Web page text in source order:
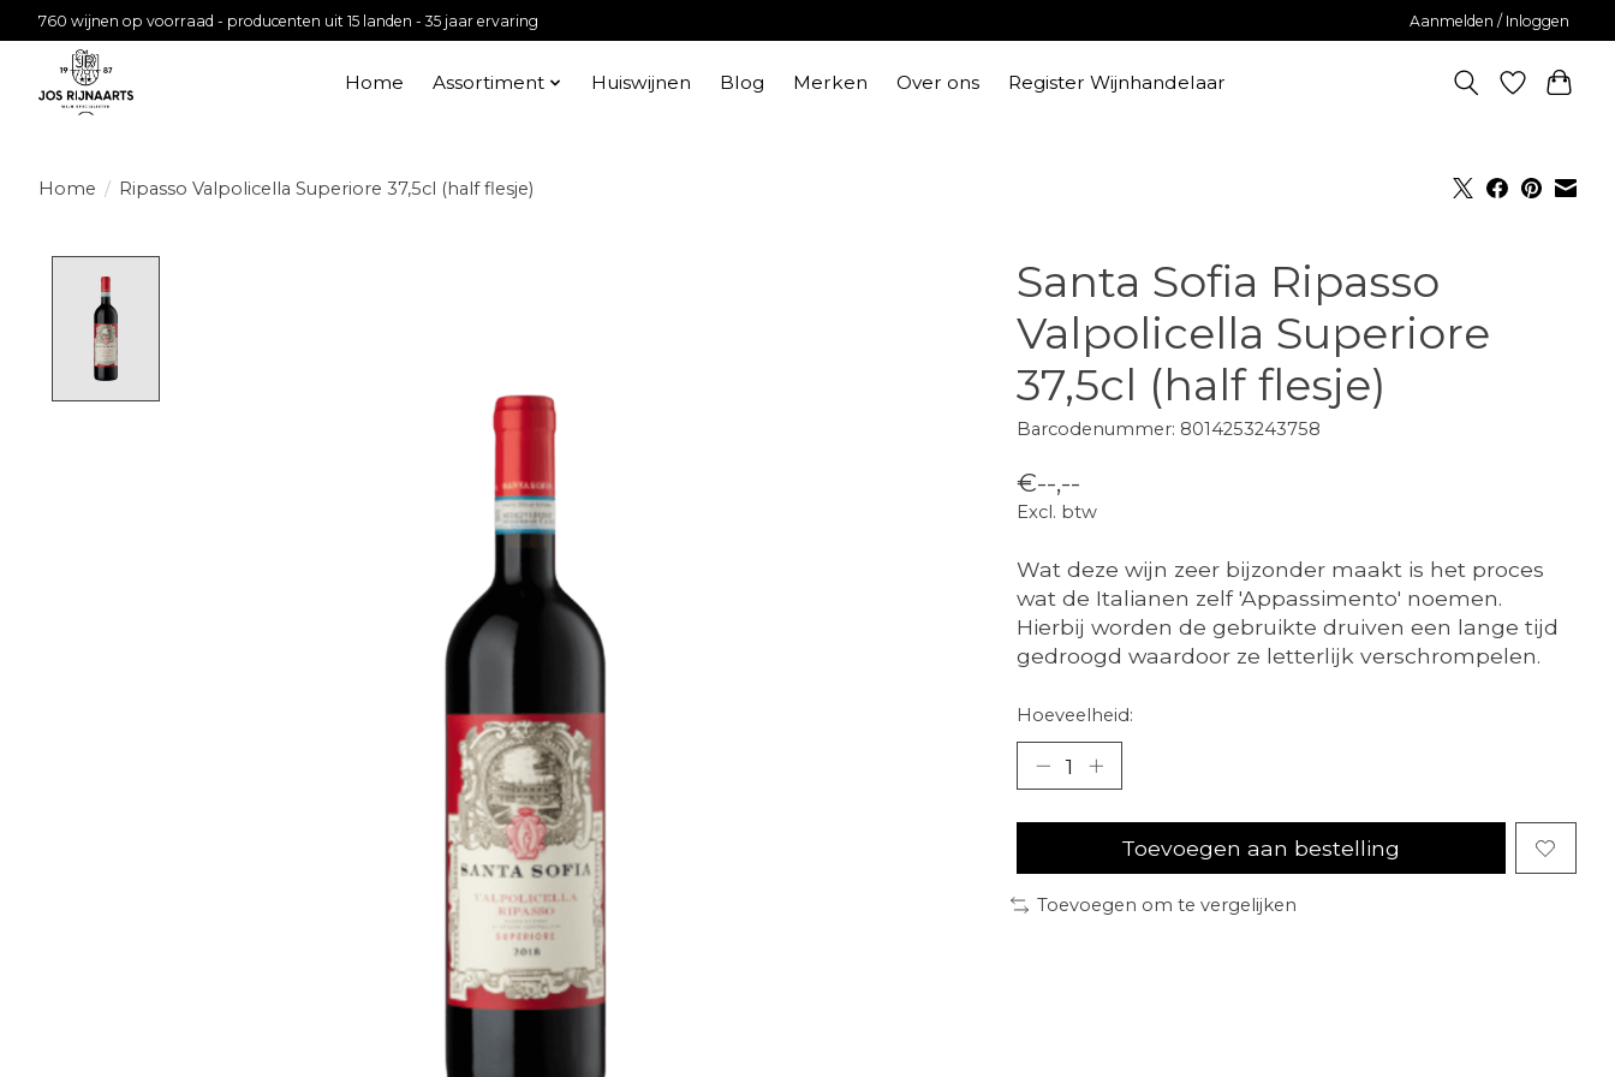
760 wijnen op voorraad - producenten uit 15 landen - 35 jaar ervaring Aanmelden / Inloggen
Home Assortiment Huiswijnen Blog Merken Over ons Register Wijnhandelaar
Home / Ripasso Valpolicella Superiore 37,5cl (half flesje)
Santa Sofia Ripasso
Valpolicella Superiore
37,5cl (half flesje)
Barcodenummer: 8014253243758
€--,--
Excl. btw
Wat deze wijn zeer bijzonder maakt is het proces
wat de Italianen zelf 'Appassimento' noemen.
Hierbij worden de gebruikte druiven een lange tijd
gedroogd waardoor ze letterlijk verschrompelen.
Hoeveelheid:
Toevoegen aan bestelling
Toevoegen om te vergelijken